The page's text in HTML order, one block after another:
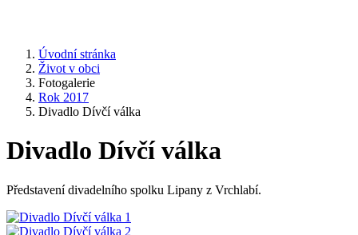
Úvodní stránka
Život v obci
Fotogalerie
Rok 2017
Divadlo Dívčí válka
Divadlo Dívčí válka
Představení divadelního spolku Lipany z Vrchlabí.